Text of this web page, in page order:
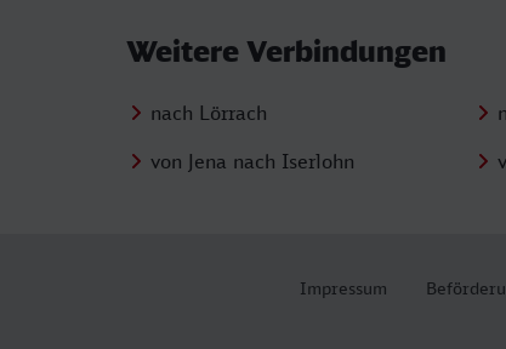
Weitere Verbindungen
nach Lörrach
von Jena nach Iserlohn
Impressum